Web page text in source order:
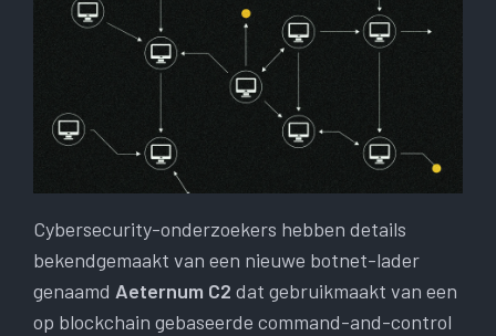
Cybersecurity-onderzoekers hebben details
bekendgemaakt van een nieuwe botnet-lader
genaamd Aeternum C2 dat gebruikmaakt van een
op blockchain gebaseerde command-and-control